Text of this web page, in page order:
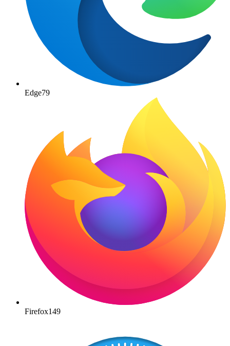
Edge79
Firefox149